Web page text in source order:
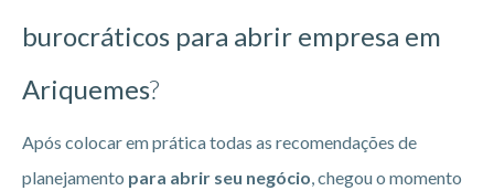
burocráticos para abrir empresa em
Ariquemes?
Após colocar em prática todas as recomendações de
planejamento para abrir seu negócio , chegou o momento